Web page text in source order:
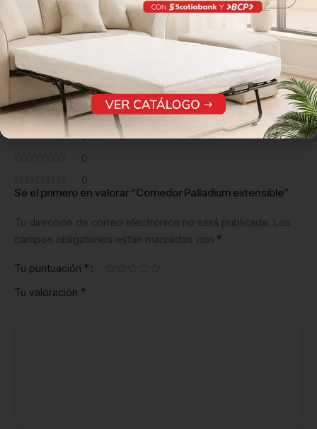
Reseña de clientes
0 reseñas
0
0
0
0
0
Sé el primero en valorar “Comedor Palladium extensible”
Tu dirección de correo electrónico no será publicada. Los
campos obligatorios están marcados con *
Tu puntuación *
Tu valoración *